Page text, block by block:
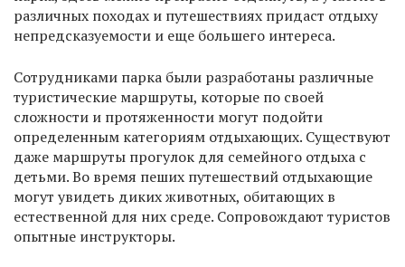
различных походах и путешествиях придаст отдыху
непредсказуемости и еще большего интереса.
Сотрудниками парка были разработаны различные
туристические маршруты, которые по своей
сложности и протяженности могут подойти
определенным категориям отдыхающих. Существуют
даже маршруты прогулок для семейного отдыха с
детьми. Во время пеших путешествий отдыхающие
могут увидеть диких животных, обитающих в
естественной для них среде. Сопровождают туристов
опытные инструкторы.